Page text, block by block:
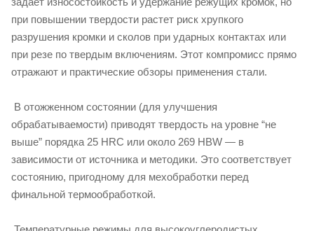
при повышении твердости растет риск хрупкого
разрушения кромки и сколов при ударных контактах или
при резе по твердым включениям. Этот компромисс прямо
отражают и практические обзоры применения стали.
В отожженном состоянии (для улучшения
обрабатываемости) приводят твердость на уровне “не
выше” порядка 25 HRC или около 269 HBW — в
зависимости от источника и методики. Это соответствует
состоянию, пригодному для мехобработки перед
финальной термообработкой.